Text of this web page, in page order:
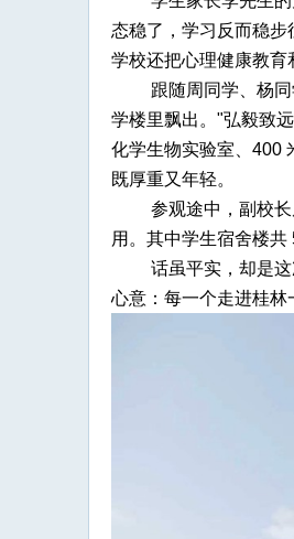
态稳了，学习反而稳
学校还把心理健康教
跟随周同学、杨
学楼里飘出。"弘毅致
化学生物实验室、400
既厚重又年轻。
参观途中，副校
用。其中学生宿舍楼
话虽平实，却是
心意：每一个走进桂